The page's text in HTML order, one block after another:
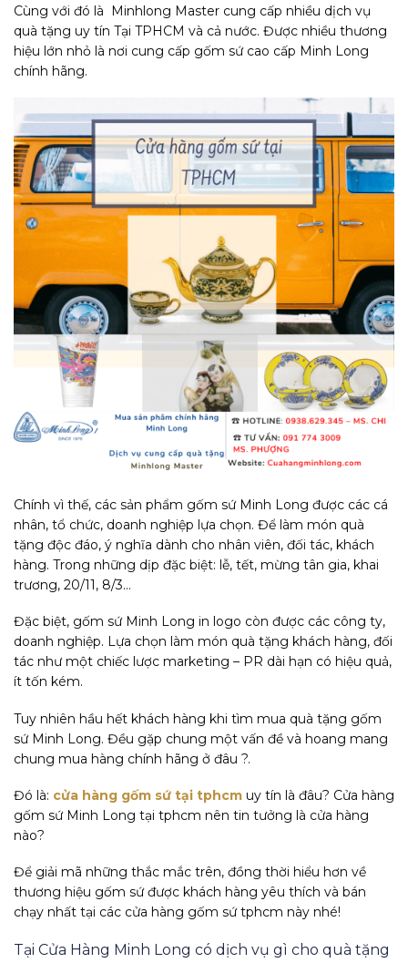
Cùng với đó là Minhlong Master cung cấp nhiều dịch vụ
quà tặng uy tín Tại TPHCM và cả nước. Được nhiều thương
hiệu lớn nhỏ là nơi cung cấp gốm sứ cao cấp Minh Long
chính hãng.
Chính vì thế, các sản phẩm gốm sứ Minh Long được các cá
nhân, tổ chức, doanh nghiệp lựa chọn. Để làm món quà
tặng độc đáo, ý nghĩa dành cho nhân viên, đối tác, khách
hàng. Trong những dịp đặc biệt: lễ, tết, mừng tân gia, khai
trương, 20/11, 8/3…
Đặc biệt, gốm sứ Minh Long in logo còn được các công ty,
doanh nghiệp. Lựa chọn làm món quà tặng khách hàng, đối
tác như một chiếc lược marketing – PR dài hạn có hiệu quả,
ít tốn kém.
Tuy nhiên hầu hết khách hàng khi tìm mua quà tặng gốm
sứ Minh Long. Đều gặp chung một vấn đề và hoang mang
chung mua hàng chính hãng ở đâu ?.
Đó là: cửa hàng gốm sứ tại tphcm uy tín là đâu? Cửa hàng
gốm sứ Minh Long tại tphcm nên tin tưởng là cửa hàng
nào?
Để giải mã những thắc mắc trên, đồng thời hiểu hơn về
thương hiệu gốm sứ được khách hàng yêu thích và bán
chạy nhất tại các cửa hàng gốm sứ tphcm này nhé!
Tại Cửa Hàng Minh Long có dịch vụ gì cho quà tặng